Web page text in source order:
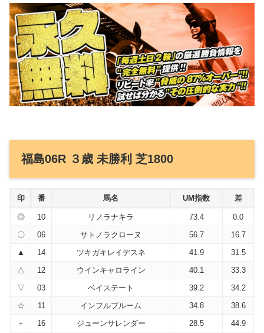
福島06R ３歳 未勝利 芝1800
印 番 馬名 UM指数 差
◎ 10 リノラナキラ 73.4
0.0
〇
06 サトノラクローヌ 56.7
16.7
▲
14 ツキガキレイデスネ 41.9
31.5
△
12 ウインキャロライン 40.1
33.3
▽
03 ベイステート 39.2
34.2
☆
11 インフルブルーム 34.8
38.6
＋
16 ジューンサレンダー 28.5
44.9